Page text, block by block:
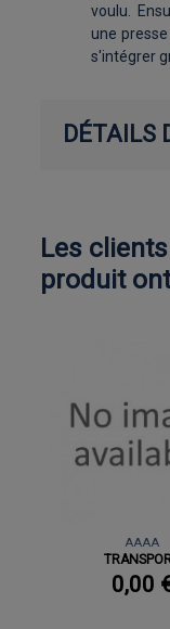
voulu.
une
s'intégrer
DÉTAILS
Les
produit
AAAA
0,00